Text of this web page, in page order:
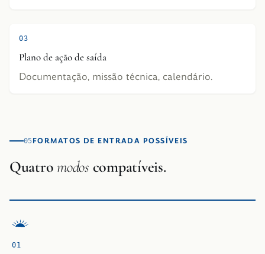
03
Plano de ação de saída
Documentação, missão técnica, calendário.
05FORMATOS DE ENTRADA POSSÍVEIS
Quatro modos compatíveis.
01